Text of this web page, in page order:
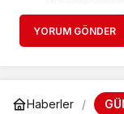
YORUM GÖNDER
Haberler